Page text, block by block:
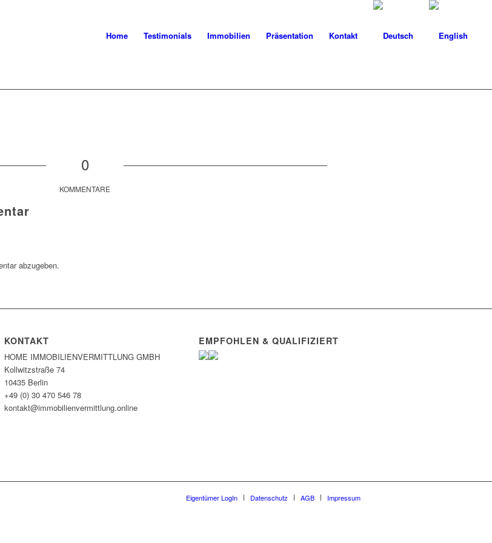
Home Testimonials Immobilien Präsentation Kontakt
0
KOMMENTARE
abzugeben.
KONTAKT
HOME IMMOBILIEN­VERMITTLUNG GMBH
Kollwitzstraße 74
10435 Berlin
+49 (0) 30 470 546 78
kontakt@immobilien­vermittlung.online
EMPFOHLEN & QUALIFIZIERT
Eigentümer LogIn Datenschutz AGB Impressum